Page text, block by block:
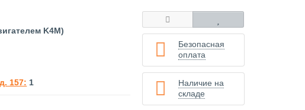
K4M)
157: 1
Безопасная
оплата
Наличие на
складе